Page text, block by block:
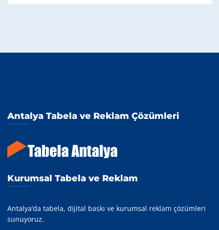
Antalya Tabela ve Reklam Çözümleri
Kurumsal Tabela ve Reklam
Antalya’da tabela, dijital baskı ve kurumsal reklam çözümleri
sunuyoruz.